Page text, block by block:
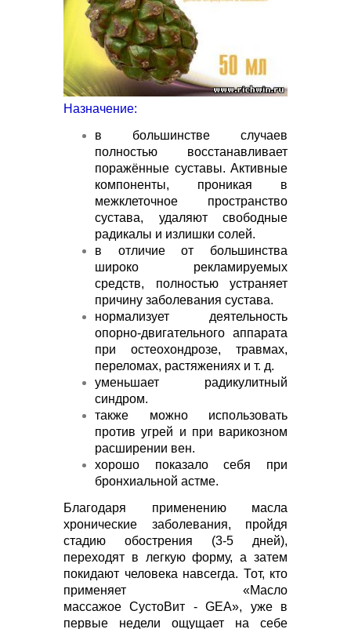
Назначение:
в большинстве случаев
полностью восстанавливает
поражённые суставы. Активные
компоненты, проникая в
межклеточное пространство
сустава, удаляют свободные
радикалы и излишки солей.
в отличие от большинства
широко рекламируемых
средств, полностью устраняет
причину заболевания сустава.
нормализует деятельность
опорно-двигательного аппарата
при остеохондрозе, травмах,
переломах, растяжениях и т. д.
уменьшает радикулитный
синдром.
также можно использовать
против угрей и при варикозном
расширении вен.
хорошо показало себя при
бронхиальной астме.
Благодаря применению масла
хронические заболевания, пройдя
стадию обострения (3-5 дней),
переходят в легкую форму, а затем
покидают человека навсегда. Тот, кто
применяет «Масло
массажое СустоВит - GEA», уже в
первые недели ощущает на себе